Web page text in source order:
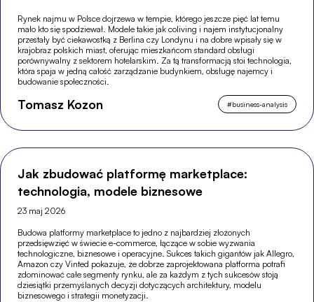
Rynek najmu w Polsce dojrzewa w tempie, którego jeszcze pięć lat temu
mało kto się spodziewał. Modele takie jak coliving i najem instytucjonalny
przestały być ciekawostką z Berlina czy Londynu i na dobre wpisały się w
krajobraz polskich miast, oferując mieszkańcom standard obsługi
porównywalny z sektorem hotelarskim. Za tą transformacją stoi technologia,
która spaja w jedną całość zarządzanie budynkiem, obsługę najemcy i
budowanie społeczności.
Tomasz Kozon #business-analysis
Jak zbudować platformę marketplace:
technologia, modele biznesowe
23 maj 2026
Budowa platformy marketplace to jedno z najbardziej złożonych
przedsięwzięć w świecie e-commerce, łączące w sobie wyzwania
technologiczne, biznesowe i operacyjne. Sukces takich gigantów jak Allegro,
Amazon czy Vinted pokazuje, że dobrze zaprojektowana platforma potrafi
zdominować całe segmenty rynku, ale za każdym z tych sukcesów stoją
dziesiątki przemyślanych decyzji dotyczących architektury, modelu
biznesowego i strategii monetyzacji.